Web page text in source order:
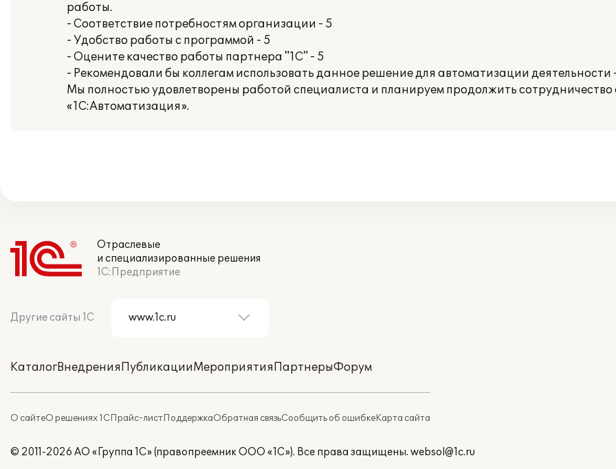
работы.
- Соответствие потребностям организации - 5
- Удобство работы с программой - 5
- Оцените качество работы партнера "1С" - 5
- Рекомендовали бы коллегам использовать данное решение для автоматизации деятельности
Мы полностью удовлетворены работой специалиста и планируем продолжить сотрудничество
«1С:Автоматизация».
Отраслевые
и специализированные решения
1С:Предприятие
Другие сайты 1С
КаталогВнедренияПубликацииМероприятияПартнерыФорум
О сайтеО решениях 1СПрайс-листПоддержкаОбратная связьСообщить об ошибкеКарта сайта
© 2011-2026 АО «Группа 1С» (правопреемник ООО «1С»). Все права защищены. websol@1c.ru